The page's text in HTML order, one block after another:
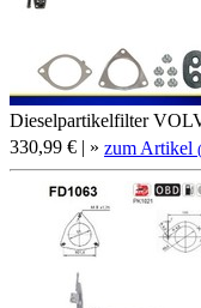
Dieselpartikelfilter
330,99 € | » zum Artikel